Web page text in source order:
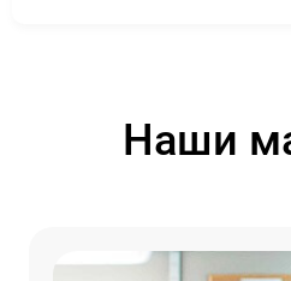
Наши